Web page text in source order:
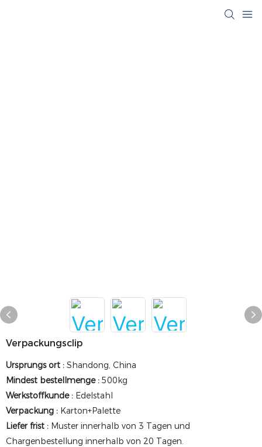
Verpackungsclip
Ursprungs ort : Shandong, China
Mindest bestellmenge : 500kg
Werkstoffkunde : Edelstahl
Verpackung : Karton+Palette
Liefer frist : Muster innerhalb von 3 Tagen und
Chargenbestellung innerhalb von 20 Tagen.